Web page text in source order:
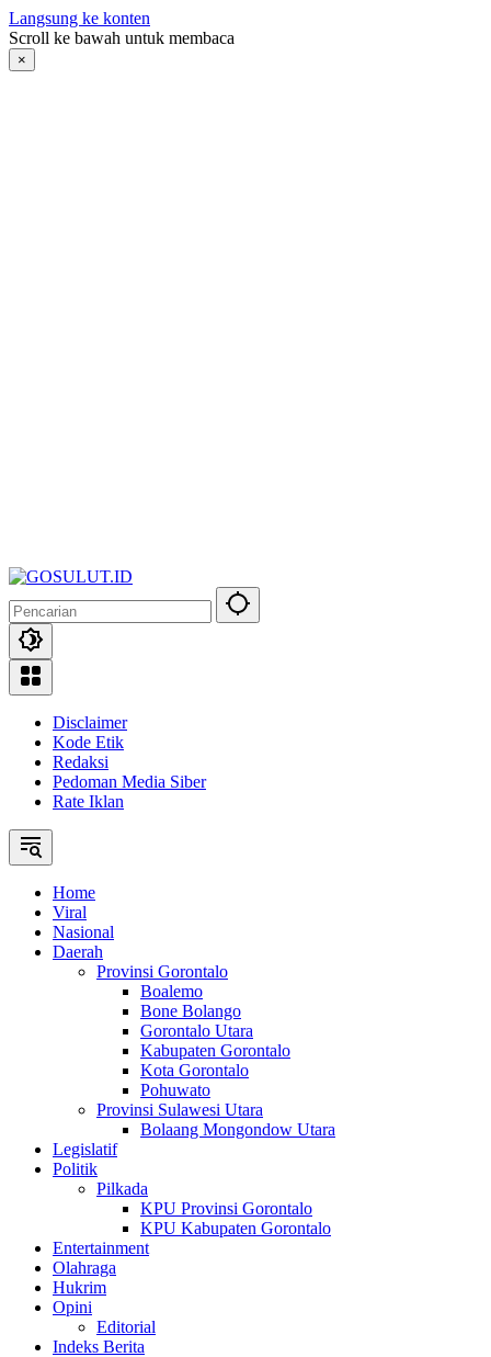
Langsung ke konten
Scroll ke bawah untuk membaca
×
Disclaimer
Kode Etik
Redaksi
Pedoman Media Siber
Rate Iklan
Home
Viral
Nasional
Daerah
Provinsi Gorontalo
Boalemo
Bone Bolango
Gorontalo Utara
Kabupaten Gorontalo
Kota Gorontalo
Pohuwato
Provinsi Sulawesi Utara
Bolaang Mongondow Utara
Legislatif
Politik
Pilkada
KPU Provinsi Gorontalo
KPU Kabupaten Gorontalo
Entertainment
Olahraga
Hukrim
Opini
Editorial
Indeks Berita